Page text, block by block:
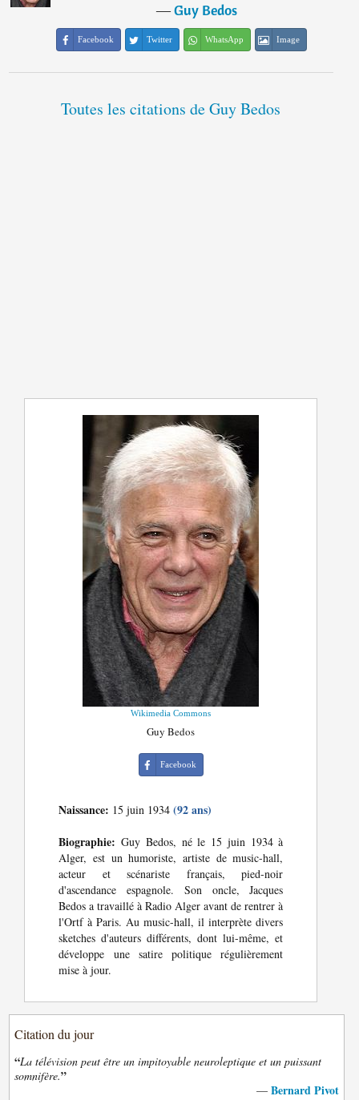
―Guy Bedos
Facebook Twitter WhatsApp Image
Toutes les citations de Guy Bedos
Wikimedia Commons
Guy Bedos
Facebook
Naissance: 15 juin 1934(92 ans)
Biographie: Guy Bedos, né le 15 juin 1934 à
Alger, est un humoriste, artiste de music-hall,
acteur et scénariste français, pied-noir
d'ascendance espagnole. Son oncle, Jacques
Bedos a travaillé à Radio Alger avant de rentrer à
l'Ortf à Paris. Au music-hall, il interprète divers
sketches d'auteurs différents, dont lui-même, et
développe une satire politique régulièrement
mise à jour.
Citation du jour
“La télévision peut être un impitoyable neuroleptique et un puissant
somnifère.”
— Bernard Pivot